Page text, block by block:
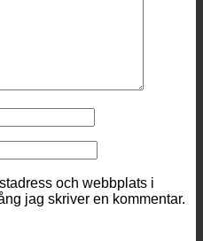
och webbplats i
jag skriver en kommentar.